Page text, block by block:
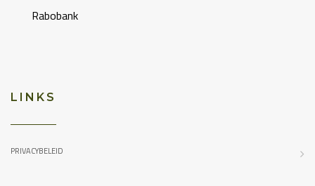
Rabobank
LINKS
PRIVACYBELEID